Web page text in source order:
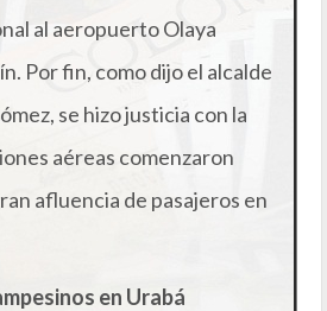
al aeropuerto Olaya
Por fin, como dijo el alcalde
se hizo justicia con la
aéreas comenzaron
afluencia de pasajeros en
en Urabá